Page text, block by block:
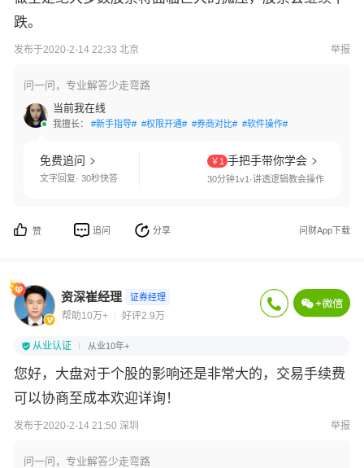
跌。
发布于2020-2-14 22:33 北京 举报
问一问，专业解答少走弯路
当前我在线
我擅长： #新手指导# #权限开通# #券商对比# #软件操作#
免费追问
文字回复· 30秒快答
￥1 手把手带你学会
30分钟1v1·讲透逻辑教会操作
赞 追问 分享 问财App下载
资深崔经理 证券经理
帮助10万+ 好评2.9万
从业认证 从业10年+
您好，大盘对于个股的影响还是非常大的，交易手续费
可以协商至成本欢迎详询！
发布于2020-2-14 21:50 深圳 举报
问一问，专业解答少走弯路